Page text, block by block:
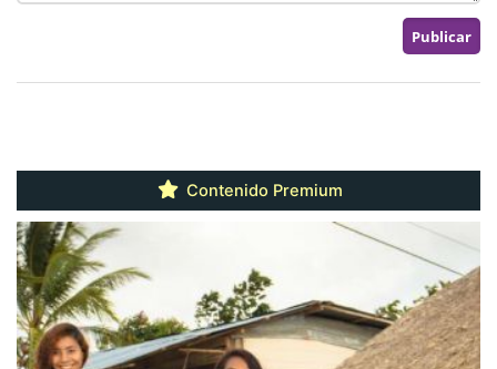
Contenido Premium